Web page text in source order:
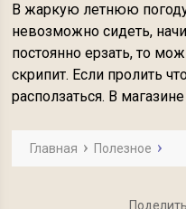
В жаркую летнюю
невозможно сидеть,
постоянно ерзать, то
скрипит. Если пролить
расползаться. В
Главная Полезное